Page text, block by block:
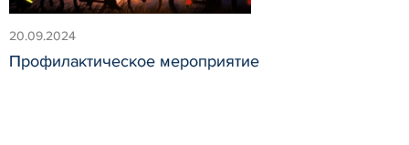
20.09.2024
Профилактическое мероприятие